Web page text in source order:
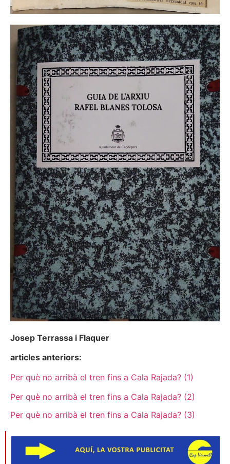
Josep Terrassa i Flaquer
articles anteriors:
Per què no arribà el tren fins a Cala Rajada? (1)
Per què no arribà el tren fins a Cala Rajada? (2)
Per què no arribà el tren fins a Cala Rajada? (3)